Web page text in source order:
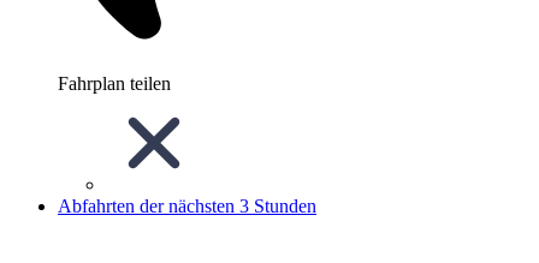
Fahrplan teilen
Abfahrten der nächsten 3 Stunden